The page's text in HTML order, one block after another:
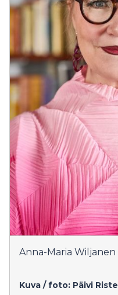
Anna-Maria Wiljanen
Kuva / foto: Päivi Ristell